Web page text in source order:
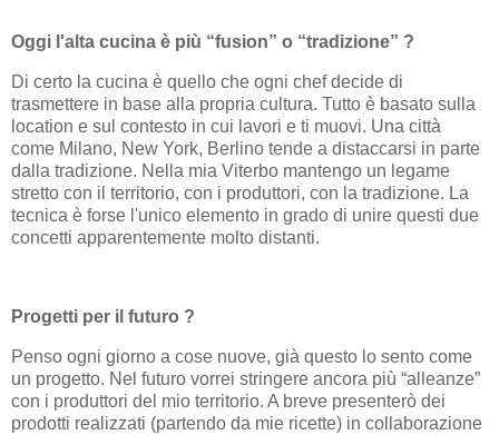
Oggi l'alta cucina è più “fusion” o “tradizione” ?
Di certo la cucina è quello che ogni chef decide di
trasmettere in base alla propria cultura. Tutto è basato sulla
location e sul contesto in cui lavori e ti muovi. Una città
come Milano, New York, Berlino tende a distaccarsi in parte
dalla tradizione. Nella mia Viterbo mantengo un legame
stretto con il territorio, con i produttori, con la tradizione. La
tecnica è forse l'unico elemento in grado di unire questi due
concetti apparentemente molto distanti.
Progetti per il futuro ?
Penso ogni giorno a cose nuove, già questo lo sento come
un progetto. Nel futuro vorrei stringere ancora più “alleanze”
con i produttori del mio territorio. A breve presenterò dei
prodotti realizzati (partendo da mie ricette) in collaborazione